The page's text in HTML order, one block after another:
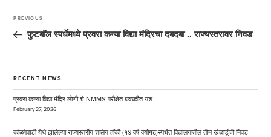
navigation
Previous
Post
PREVIOUS
फुटबॉल स्पर्धेमध्ये प्रवरा कन्या विद्या मंदिरचा दबदबा .. राज्यस्तरावर निवड
RECENT NEWS
प्रवरा कन्या विद्या मंदिर लोणी चे NMMS परीक्षेत घवघवीत यश
February 27, 2026
कोळपेवाडी येथे झालेल्या राज्यस्तरीय शालेय हॉकी (१४ वर्ष वयोगट)स्पर्धेत विद्यालयातील तीन खेळाडूंची निवड